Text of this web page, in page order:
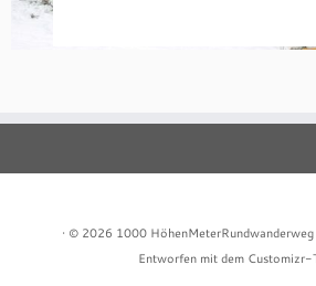
· © 2026 1000 HöhenMeterRundwanderweg
Entworfen mit dem Customizr-